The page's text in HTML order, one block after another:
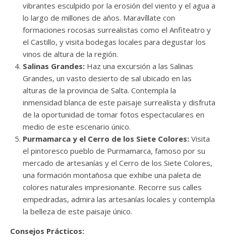
vibrantes esculpido por la erosión del viento y el agua a
lo largo de millones de años. Maravíllate con
formaciones rocosas surrealistas como el Anfiteatro y
el Castillo, y visita bodegas locales para degustar los
vinos de altura de la región.
Salinas Grandes: Haz una excursión a las Salinas
Grandes, un vasto desierto de sal ubicado en las
alturas de la provincia de Salta. Contempla la
inmensidad blanca de este paisaje surrealista y disfruta
de la oportunidad de tomar fotos espectaculares en
medio de este escenario único.
Purmamarca y el Cerro de los Siete Colores: Visita
el pintoresco pueblo de Purmamarca, famoso por su
mercado de artesanías y el Cerro de los Siete Colores,
una formación montañosa que exhibe una paleta de
colores naturales impresionante. Recorre sus calles
empedradas, admira las artesanías locales y contempla
la belleza de este paisaje único.
Consejos Prácticos: